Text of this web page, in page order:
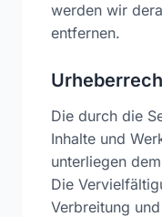
werden wir
entfernen.
Die durch die
Inhalte und
unterliegen
Die
Verbreitung